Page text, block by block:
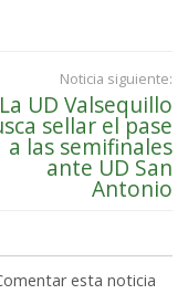
Noticia siguiente:
La UD Valsequillo
sellar el pase
a las semifinales
ante UD San
Antonio
esta noticia